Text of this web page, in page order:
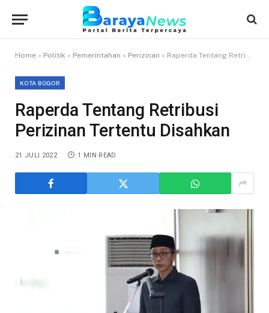
Home » Politik » Pemerintahan » Perizinan » Raperda Tentang Retribusi Perizinan Tertentu Disahkan
KOTA BOGOR
Raperda Tentang Retribusi
Perizinan Tertentu Disahkan
21 JULI 2022 1 MIN READ